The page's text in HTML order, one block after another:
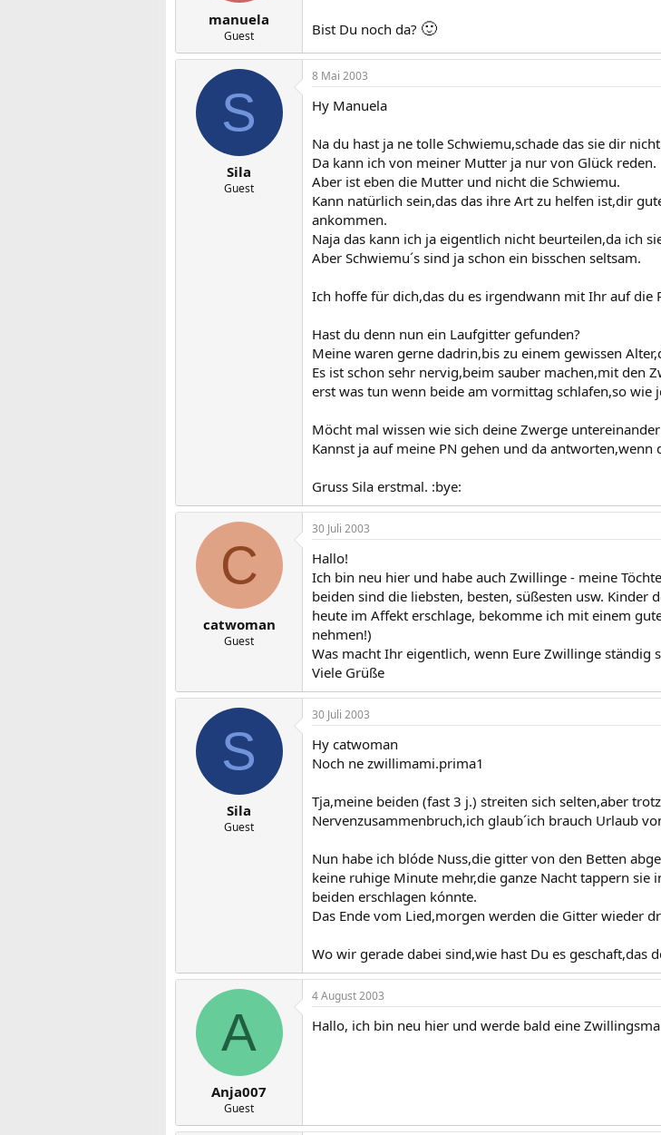
manuela
Guest Bist Du noch da? 🙂
S
Sila
Guest
8 Mai 2003
Hy Manuela
Na du hast ja ne tolle Schwiemu,schade das sie dir
Da kann ich von meiner Mutter ja nur von Glück reden.
Aber ist eben die Mutter und nicht die Schwiemu.
Kann natürlich sein,das das ihre Art zu helfen ist,dir
ankommen.
Naja das kann ich ja eigentlich nicht beurteilen,da ich
Aber Schwiemu´s sind ja schon ein bisschen seltsam.
Ich hoffe für dich,das du es irgendwann mit Ihr auf die
Hast du denn nun ein Laufgitter gefunden?
Meine waren gerne dadrin,bis zu einem gewissen
Es ist schon sehr nervig,beim sauber machen,mit den
erst was tun wenn beide am vormittag schlafen,so wie
Möcht mal wissen wie sich deine Zwerge
Kannst ja auf meine PN gehen und da antworten,wenn
Gruss Sila erstmal. :bye:
C
catwoman
Guest
30 Juli 2003
Hallo!
Ich bin neu hier und habe auch Zwillinge - meine
beiden sind die liebsten, besten, süßesten usw. Kinder
heute im Affekt erschlage, bekomme ich mit einem
nehmen!)
Was macht Ihr eigentlich, wenn Eure Zwillinge ständig
Viele Grüße
S
Sila
Guest
30 Juli 2003
Hy catwoman
Noch ne zwillimami.prima1
Tja,meine beiden (fast 3 j.) streiten sich selten,aber
Nervenzusammenbruch,ich glaub´ich brauch Urlaub
Nun habe ich blóde Nuss,die gitter von den Betten
keine ruhige Minute mehr,die ganze Nacht tappern
beiden erschlagen kónnte.
Das Ende vom Lied,morgen werden die Gitter wieder
Wo wir gerade dabei sind,wie hast Du es geschaft,das
A
Anja007
Guest
4 August 2003
Hallo, ich bin neu hier und werde bald eine